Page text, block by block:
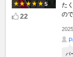
5
22
た
の
パ